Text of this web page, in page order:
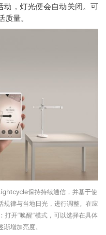
，灯光便会自动关闭。可
量。
保持持续通信，并基于使
规律与当地日光，进行调整。在应
打开“唤醒”模式，可以选择在具体
增加亮度。